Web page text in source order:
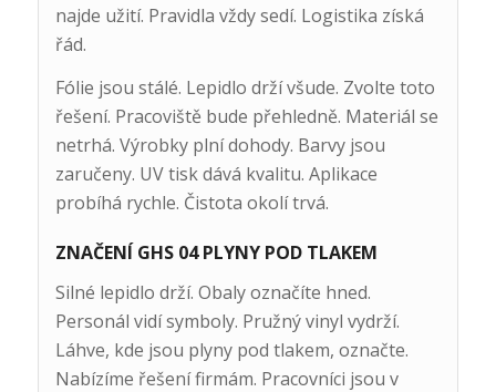
najde užití. Pravidla vždy sedí. Logistika získá
řád.
Fólie jsou stálé. Lepidlo drží všude. Zvolte toto
řešení. Pracoviště bude přehledně. Materiál se
netrhá. Výrobky plní dohody. Barvy jsou
zaručeny. UV tisk dává kvalitu. Aplikace
probíhá rychle. Čistota okolí trvá.
ZNAČENÍ GHS 04 PLYNY POD TLAKEM
Silné lepidlo drží. Obaly označíte hned.
Personál vidí symboly. Pružný vinyl vydrží.
Láhve, kde jsou plyny pod tlakem, označte.
Nabízíme řešení firmám. Pracovníci jsou v